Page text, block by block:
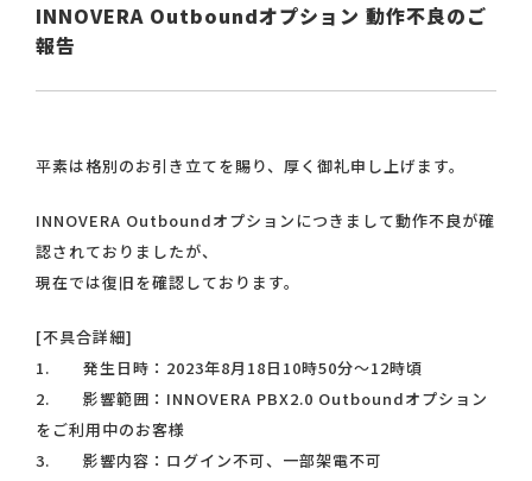
INNOVERA Outboundオプション 動作不良のご
報告
平素は格別のお引き立てを賜り、厚く御礼申し上げます。
INNOVERA Outboundオプションにつきまして動作不良が確
認されておりましたが、
現在では復旧を確認しております。
[不具合詳細]
1. 発生日時：2023年8月18日10時50分～12時頃
2. 影響範囲：INNOVERA PBX2.0 Outboundオプション
をご利用中のお客様
3. 影響内容：ログイン不可、一部架電不可